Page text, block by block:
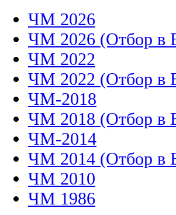
ЧМ 2026
ЧМ 2026 (Отбор в
ЧМ 2022
ЧМ 2022 (Отбор в
ЧМ-2018
ЧМ 2018 (Отбор в
ЧМ-2014
ЧМ 2014 (Отбор в
ЧМ 2010
ЧМ 1986